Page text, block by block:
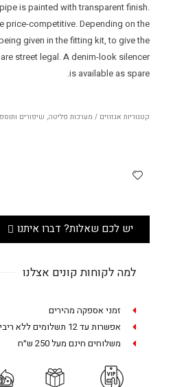
is painted with transparent finish.
price-competitive. Depending on the
given in the fitting kit, to give the
street legal. A denim-look silencer
is available as spare.
קטגוריות אגזוזים / מערכות פליטה, שיפורים
יש לכם שאלות? דברו איתנו
למה לקוחות קונים אצלנו
זמני אספקה מהירים
אפשרות עד 12 תשלומים ללא ריבית
משלוחים חינם מעל 250 ש״ח